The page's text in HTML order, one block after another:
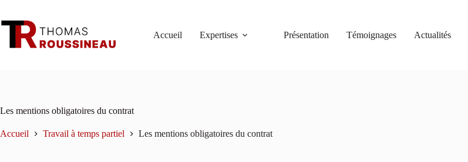
contenu
Accueil
Expertises Présentation Témoignages Actualités
Les mentions obligatoires du contrat
Accueil Travail à temps partiel Les mentions obligatoires du contrat